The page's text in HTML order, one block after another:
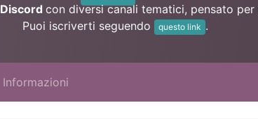
Discord con diversi canali tematici, pensato
Puoi iscriverti seguendo
questo link .
Informazioni